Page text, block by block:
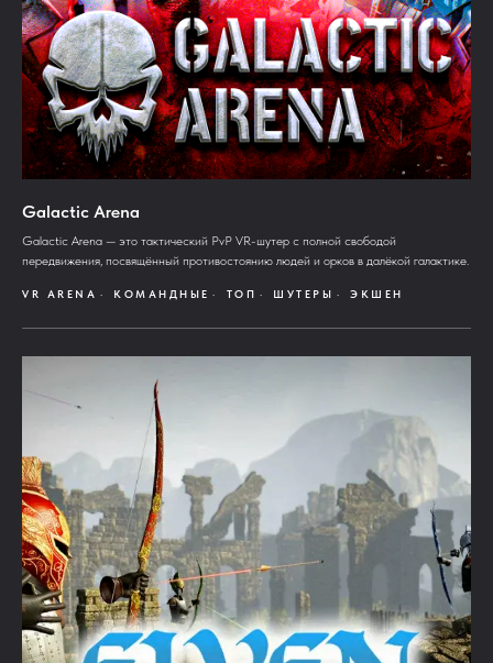
Galactic Arena
Galactic Arena — это тактический PvP VR-шутер с полной свободой
передвижения, посвящённый противостоянию людей и орков в далёкой галактике.
VR ARENA КОМАНДНЫЕ ТОП ШУТЕРЫ ЭКШЕН